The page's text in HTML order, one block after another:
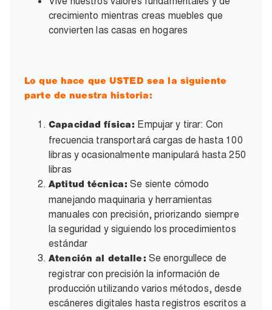
crecimiento mientras creas muebles que
convierten las casas en hogares
Lo que hace que USTED sea la siguiente
parte de nuestra historia:
Capacidad física: Empujar y tirar: Con
frecuencia transportará cargas de hasta 100
libras y ocasionalmente manipulará hasta 250
libras
Aptitud técnica: Se siente cómodo
manejando maquinaria y herramientas
manuales con precisión, priorizando siempre
la seguridad y siguiendo los procedimientos
estándar
Atención al detalle: Se enorgullece de
registrar con precisión la información de
producción utilizando varios métodos, desde
escáneres digitales hasta registros escritos a